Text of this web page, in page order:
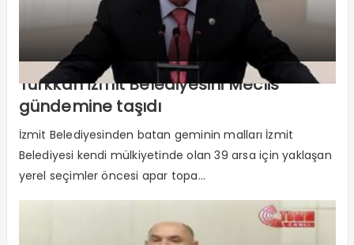
Türkkan İzmit Belediyesini Meclis
gündemine taşıdı
İzmit Belediyesinden batan geminin malları İzmit
Belediyesi kendi mülkiyetinde olan 39 arsa için yaklaşan
yerel seçimler öncesi apar topa...